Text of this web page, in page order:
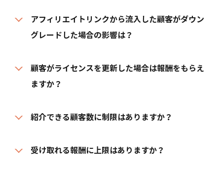
アフィリエイトリンクから流入した顧客がダウン
グレードした場合の影響は？
顧客がライセンスを更新した場合は報酬をもらえ
ますか？
紹介できる顧客数に制限はありますか？
受け取れる報酬に上限はありますか？